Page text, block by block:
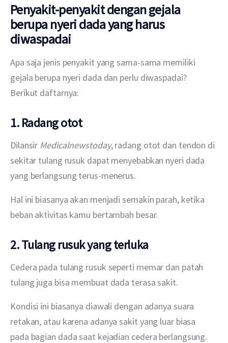
Penyakit-penyakit dengan gejala
berupa nyeri dada yang harus
diwaspadai
Apa saja jenis penyakit yang sama-sama memiliki
gejala berupa nyeri dada dan perlu diwaspadai?
Berikut daftarnya:
1. Radang otot
Dilansir Medicalnewstoday, radang otot dan tendon di
sekitar tulang rusuk dapat menyebabkan nyeri dada
yang berlangsung terus-menerus.
Hal ini biasanya akan menjadi semakin parah, ketika
beban aktivitas kamu bertambah besar.
2. Tulang rusuk yang terluka
Cedera pada tulang rusuk seperti memar dan patah
tulang juga bisa membuat dada terasa sakit.
Kondisi ini biasanya diawali dengan adanya suara
retakan, atau karena adanya sakit yang luar biasa
pada bagian dada saat kejadian cedera berlangsung.